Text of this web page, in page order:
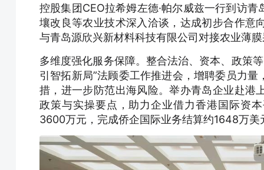
控股集团CEO拉希姆左德·帕尔威兹一行到访
壤改良等农业技术深入洽谈，达成初步合作意
与青岛源欣兴新材料科技有限公司对接农业薄
多维度强化服务保障。整合法治、资本、政策
引智拓新局”法顾委工作推进会，增聘委员力
措，进一步防范出海风险。举办青岛企业赴港
政策与实操要点，助力企业借力香港国际资
3600万元，完成侨企国际业务结算约1648万